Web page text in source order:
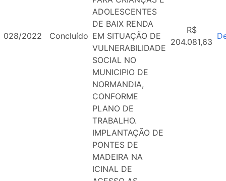
028/2022 Concluído
ADOLESCENTES
DE BAIX RENDA
EM SITUAÇÃO DE
VULNERABILIDADE
SOCIAL NO
MUNICIPIO DE
NORMANDIA,
CONFORME
PLANO DE
TRABALHO.
R$
204.081,63
IMPLANTAÇÃO DE
PONTES DE
MADEIRA NA
ICINAL DE